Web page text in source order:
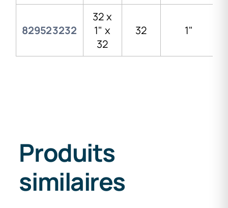
829523232
32 x
1" x
32
32 1"
Produits
similaires